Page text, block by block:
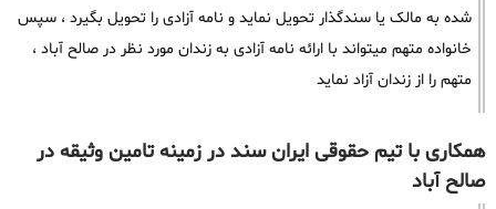
شده به مالک یا سندگذار تحویل نماید و نامه آزادی را تحویل بگیرد ، سپس
خانواده متهم میتواند با ارائه نامه آزادی به زندان مورد نظر در صالح آباد ،
متهم را از زندان آزاد نماید
همکاری با تیم حقوقی ایران سند در زمینه تامین وثیقه در
صالح آباد